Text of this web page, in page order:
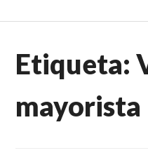
al VENDER+LIBROS
Etiqueta:
mayorista